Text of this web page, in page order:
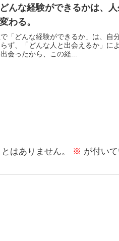
んな経験ができるかは、
わる。
「どんな経験ができるか」は、自
ず、「どんな人と出会えるか」に
会ったから、この経...
はありません。 ※ が付い